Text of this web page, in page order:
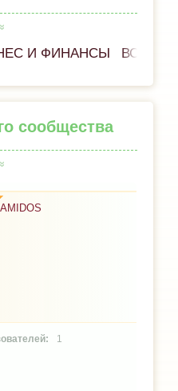
И ФИНАНСЫ ВСЁ
сообщества
1